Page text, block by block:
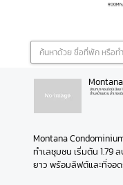
มัณฑนา คอนโดมิเนียม 1
ตำบลบ้านสวน อำเภอเ
Montana
ทำเลชุมชน เริ่มต้น 1.79
ยาว พร้อมลิฟต์และที่จอ